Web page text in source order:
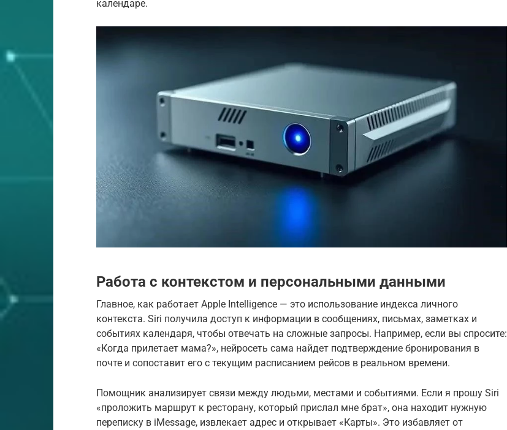
календаре.
Работа с контекстом и персональными данными
Главное, как работает Apple Intelligence — это использование индекса личного
контекста. Siri получила доступ к информации в сообщениях, письмах, заметках и
событиях календаря, чтобы отвечать на сложные запросы. Например, если вы спросите:
«Когда прилетает мама?», нейросеть сама найдет подтверждение бронирования в
почте и сопоставит его с текущим расписанием рейсов в реальном времени.
Помощник анализирует связи между людьми, местами и событиями. Если я прошу Siri
«проложить маршрут к ресторану, который прислал мне брат», она находит нужную
переписку в iMessage, извлекает адрес и открывает «Карты». Это избавляет от